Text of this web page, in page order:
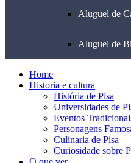
Aluguel de
Aluguel de
Home
Historia e cultura
História de Pisa
Universidades de
Eventos
Personagens
Culinaria de Pisa
Curiosidade sobre